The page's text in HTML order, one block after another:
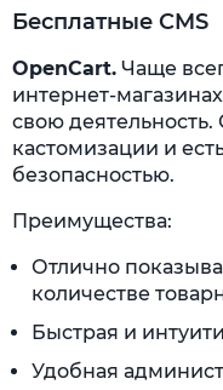
Бесплатные CMS
OpenCart. Чаще
интернет-
свою деятельность.
кастомизации и
безопасностью.
Преимущества:
Отлично
количестве
Быстрая и
Удобная